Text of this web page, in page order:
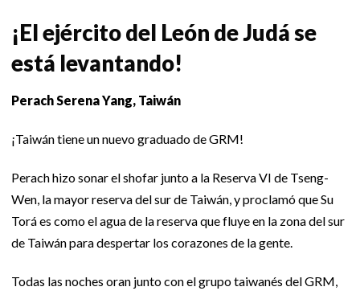
¡El ejército del León de Judá se
está levantando!
Perach Serena Yang, Taiwán
¡Taiwán tiene un nuevo graduado de GRM!
Perach hizo sonar el shofar junto a la Reserva VI de Tseng-
Wen, la mayor reserva del sur de Taiwán, y proclamó que Su
Torá es como el agua de la reserva que fluye en la zona del sur
de Taiwán para despertar los corazones de la gente.
Todas las noches oran junto con el grupo taiwanés del GRM,